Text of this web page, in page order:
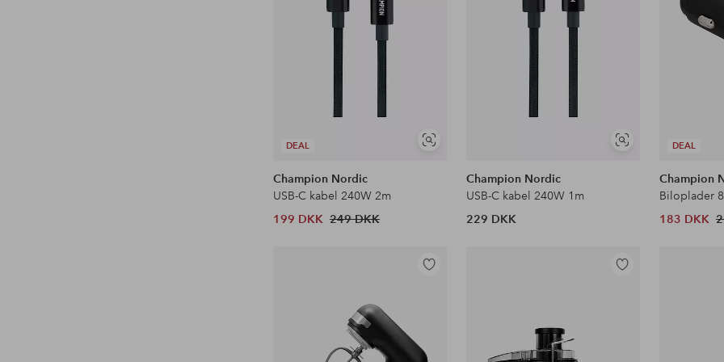
DEAL
Se
Champion Nordic
USB-C kabel 240W 2m
199 DKK 249 DKK
Se
Champion Nordic
USB-C kabel 240W 1m
229 DKK
DEAL
Champion
Biloplader
183 DKK
Tilføj
Tilføj